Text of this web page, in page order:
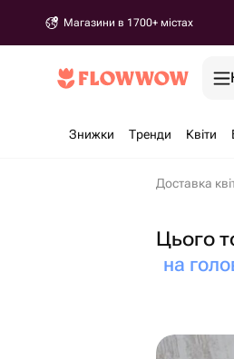
Магазини в 1700+ містах
Знижки Тренди Квіти
Доставка
Цього
на